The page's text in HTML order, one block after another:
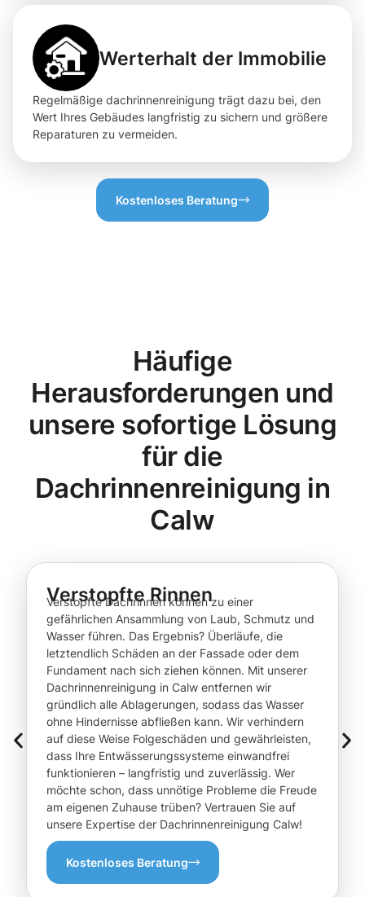
Werterhalt der Immobilie
Regelmäßige dachrinnenreinigung trägt dazu bei, den
Wert Ihres Gebäudes langfristig zu sichern und größere
Reparaturen zu vermeiden.
Kostenloses Beratung
Häufige
Herausforderungen und
unsere sofortige Lösung
für die
Dachrinnenreinigung in
Calw
Verstopfte Rinnen
Verstopfte Dachrinnen können zu einer
gefährlichen Ansammlung von Laub, Schmutz und
Wasser führen. Das Ergebnis? Überläufe, die
letztendlich Schäden an der Fassade oder dem
Fundament nach sich ziehen können. Mit unserer
Dachrinnenreinigung in Calw entfernen wir
gründlich alle Ablagerungen, sodass das Wasser
ohne Hindernisse abfließen kann. Wir verhindern
auf diese Weise Folgeschäden und gewährleisten,
dass Ihre Entwässerungssysteme einwandfrei
funktionieren – langfristig und zuverlässig. Wer
möchte schon, dass unnötige Probleme die Freude
am eigenen Zuhause trüben? Vertrauen Sie auf
unsere Expertise der Dachrinnenreinigung Calw!
Kostenloses Beratung